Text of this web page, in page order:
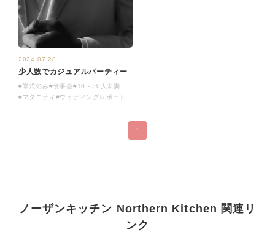
2024.07.28
少人数でカジュアルパーティー
#挙式のみ#食事会#10～30人未満
#マタニティ #ウェディングレポート
1
ノーザンキッチン Northern Kitchen 関連リ
ンク